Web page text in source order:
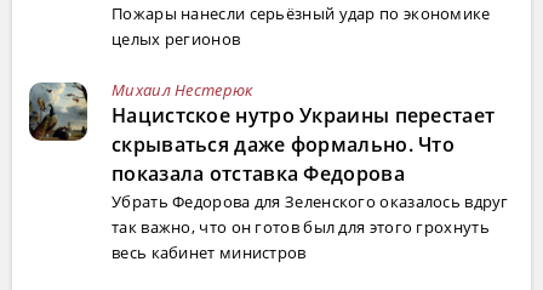
Пожары нанесли серьёзный удар по экономике
целых регионов
Михаил Нестерюк
Нацистское нутро Украины перестает
скрываться даже формально. Что
показала отставка Федорова
Убрать Федорова для Зеленского оказалось вдруг
так важно, что он готов был для этого грохнуть
весь кабинет министров